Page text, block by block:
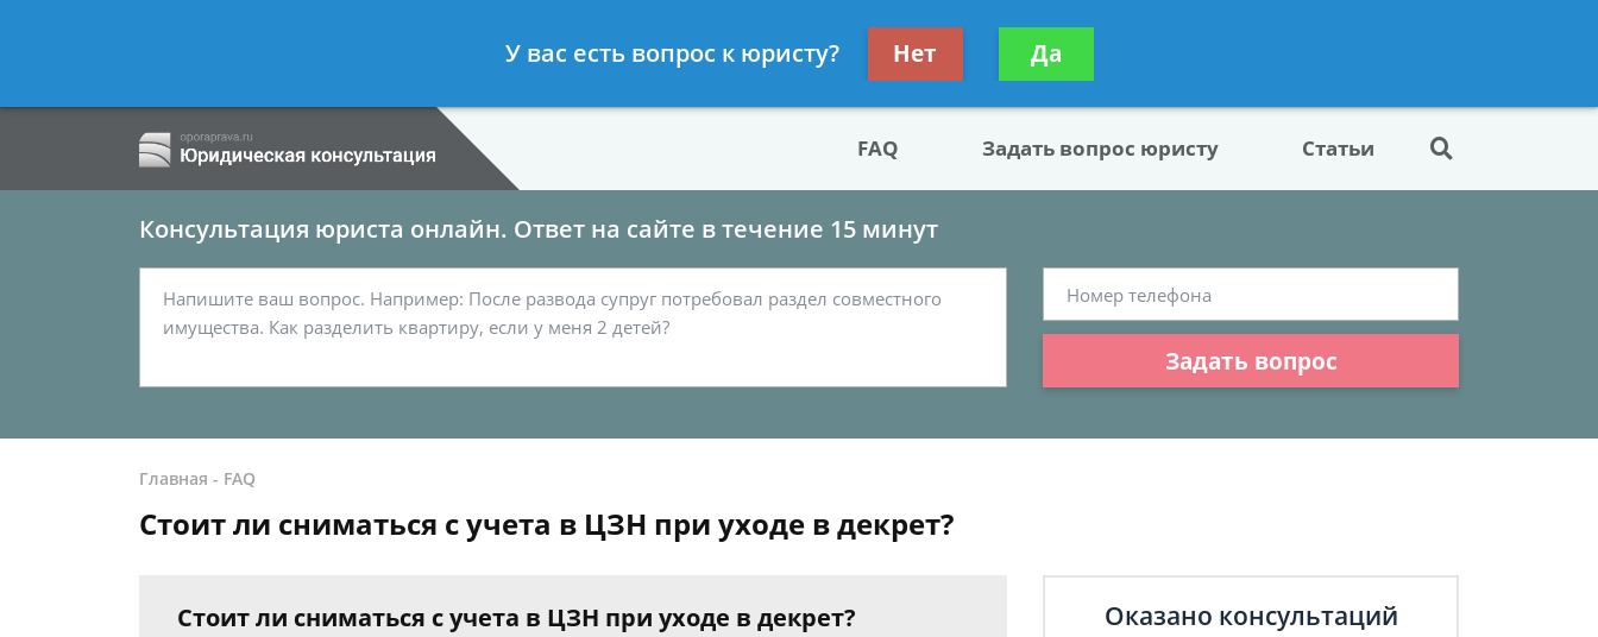
- Семейный юрист, адвокат по разводу
Получите консультацию
бесплатно
FAQ Задать вопрос юристу Статьи
Консультация юриста онлайн. Ответ на сайте в течение 15 минут
Задать вопрос
Главная - FAQ
Стоит ли сниматься с учета в ЦЗН при уходе в декрет?
Стоит ли сниматься с учета в ЦЗН при уходе в декрет? Оказано консультаций
У вас есть вопрос к юристу? Нет Да